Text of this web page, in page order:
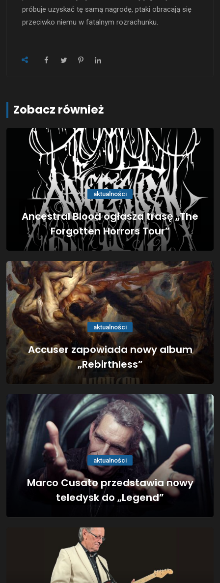
próbuje uzyskać tę samą nagrodę, ptaki obracają się
przeciwko niemu w fatalnym rozrachunku.
Zobacz również
aktualności
Ancestral Blood ogłasza trasę „The
Forgotten Horrors Tour”
aktualności
Accuser zapowiada nowy album
„Rebirthless”
aktualności
Marco Cusato przedstawia nowy
teledysk do „Legend”